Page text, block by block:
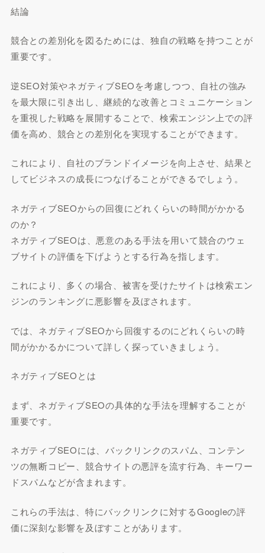
結論
競合との差別化を図るためには、独自の戦略を持つことが
重要です。
逆SEO対策やネガティブSEOを考慮しつつ、自社の強み
を最大限に引き出し、継続的な改善とコミュニケーション
を重視した戦略を展開することで、検索エンジン上での評
価を高め、競合との差別化を実現することができます。
これにより、自社のブランドイメージを向上させ、結果と
してビジネスの成長につなげることができるでしょう。
ネガティブSEOからの回復にどれくらいの時間がかかる
のか？
ネガティブSEOは、悪意のある手法を用いて競合のウェ
ブサイトの評価を下げようとする行為を指します。
これにより、多くの場合、被害を受けたサイトは検索エン
ジンのランキングに悪影響を及ぼされます。
では、ネガティブSEOから回復するのにどれくらいの時
間がかかるかについて詳しく探っていきましょう。
ネガティブSEOとは
まず、ネガティブSEOの具体的な手法を理解することが
重要です。
ネガティブSEOには、バックリンクのスパム、コンテン
ツの無断コピー、競合サイトの悪評を流す行為、キーワー
ドスパムなどが含まれます。
これらの手法は、特にバックリンクに対するGoogleの評
価に深刻な影響を及ぼすことがあります。